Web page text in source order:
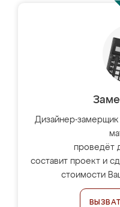
Дизайнер-
проведёт
составит проект и
стоимости